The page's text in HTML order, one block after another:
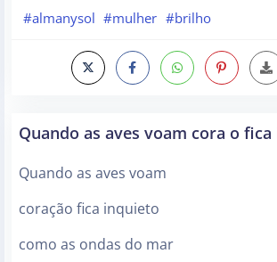
#almanysol #mulher #brilho
Quando as aves voam cora o
Quando as aves voam
coração fica inquieto
como as ondas do mar